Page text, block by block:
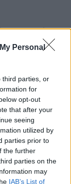
Personal
third parties, or
for
opt-out
that after your
seeing
utilized by
parties prior to
the further
parties on the
may
IAB’s List of
Franciaország
14. rész